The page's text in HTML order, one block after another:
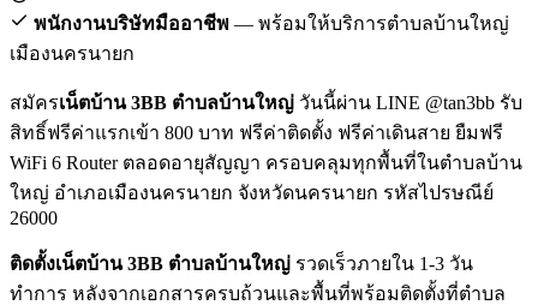
พนักงานบริษัทมืออาชีพ — พร้อมให้บริการตำบลบ้านใหญ่
เมืองนครนายก
สมัครเน็ตบ้าน 3BB ตำบลบ้านใหญ่ วันนี้ผ่าน LINE @tan3bb รับ
สิทธิ์ฟรีค่าแรกเข้า 800 บาท ฟรีค่าติดตั้ง ฟรีค่าเดินสาย ยืมฟรี
WiFi 6 Router ตลอดอายุสัญญา ครอบคลุมทุกพื้นที่ในตำบลบ้าน
ใหญ่ อำเภอเมืองนครนายก จังหวัดนครนายก รหัสไปรษณีย์
26000
ติดตั้งเน็ตบ้าน 3BB ตำบลบ้านใหญ่ รวดเร็วภายใน 1-3 วัน
ทำการ หลังจากเอกสารครบถ้วนและพื้นที่พร้อมติดตั้งที่ตำบล